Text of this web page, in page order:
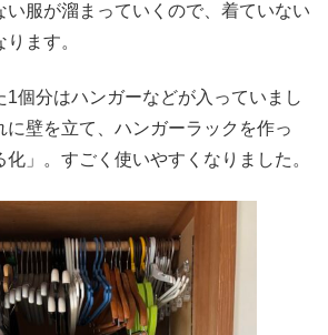
い服が溜まっていくので、着ていない
ます。
1個分はハンガーなどが入っていまし
に壁を立て、ハンガーラックを作っ
」。すごく使いやすくなりました。